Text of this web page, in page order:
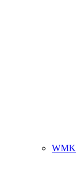
WMK